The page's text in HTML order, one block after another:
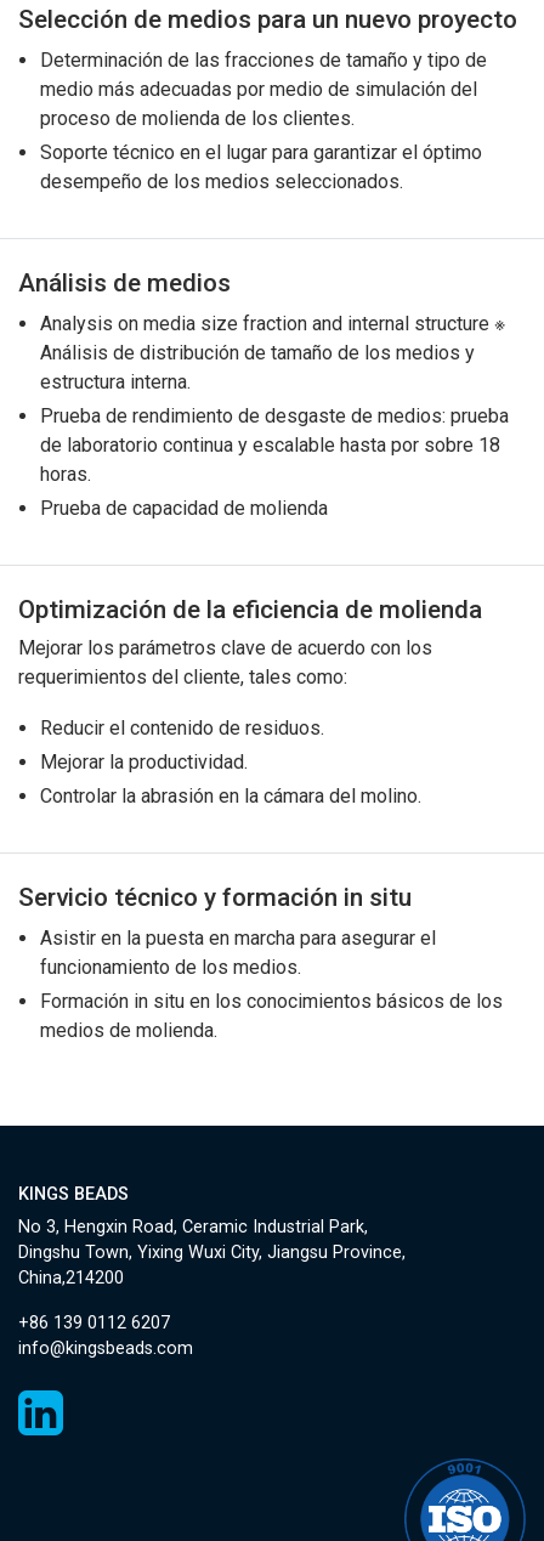
Selección de medios para un nuevo proyecto
Determinación de las fracciones de tamaño y tipo de
medio más adecuadas por medio de simulación del
proceso de molienda de los clientes.
Soporte técnico en el lugar para garantizar el óptimo
desempeño de los medios seleccionados.
Análisis de medios
Analysis on media size fraction and internal structure ※
Análisis de distribución de tamaño de los medios y
estructura interna.
Prueba de rendimiento de desgaste de medios: prueba
de laboratorio continua y escalable hasta por sobre 18
horas.
Prueba de capacidad de molienda
Optimización de la eficiencia de molienda
Mejorar los parámetros clave de acuerdo con los
requerimientos del cliente, tales como:
Reducir el contenido de residuos.
Mejorar la productividad.
Controlar la abrasión en la cámara del molino.
Servicio técnico y formación in situ
Asistir en la puesta en marcha para asegurar el
funcionamiento de los medios.
Formación in situ en los conocimientos básicos de los
medios de molienda.
KINGS BEADS
No 3, Hengxin Road, Ceramic Industrial Park,
Dingshu Town, Yixing Wuxi City, Jiangsu Province,
China,214200
+86 139 0112 6207
info@kingsbeads.com